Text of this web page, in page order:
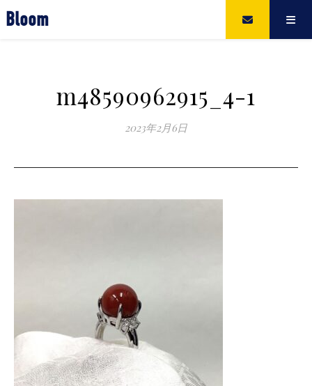
Bloom
m48590962915_4-1
2023年2月6日